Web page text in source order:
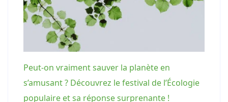
Peut-on vraiment sauver la planète en
s’amusant ? Découvrez le festival de l’Écologie
populaire et sa réponse surprenante !